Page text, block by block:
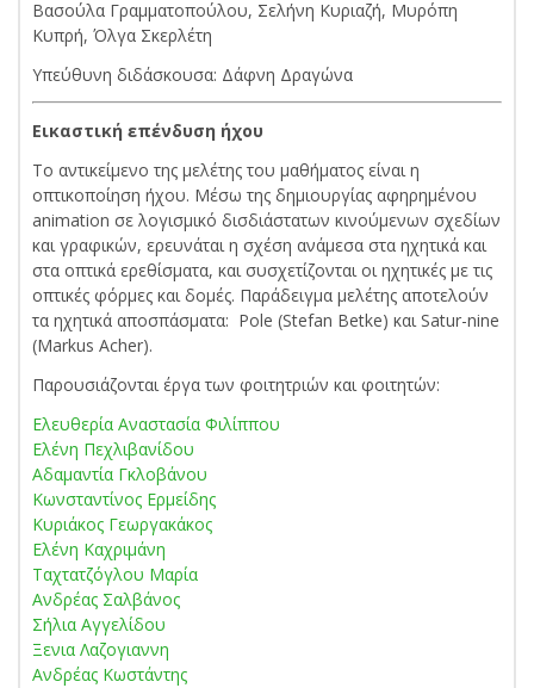
Βασούλα Γραμματοπούλου, Σελήνη Κυριαζή, Μυρόπη
Κυπρή, Όλγα Σκερλέτη
Υπεύθυνη διδάσκουσα: Δάφνη Δραγώνα
Εικαστική επένδυση ήχου
Το αντικείμενο της μελέτης του μαθήματος είναι η
οπτικοποίηση ήχου. Μέσω της δημιουργίας αφηρημένου
animation σε λογισμικό δισδιάστατων κινούμενων σχεδίων
και γραφικών, ερευνάται η σχέση ανάμεσα στα ηχητικά και
στα οπτικά ερεθίσματα, και συσχετίζονται οι ηχητικές με τις
οπτικές φόρμες και δομές. Παράδειγμα μελέτης αποτελούν
τα ηχητικά αποσπάσματα: Pole (Stefan Betke) και Satur-nine
(Markus Acher).
Παρουσιάζονται έργα των φοιτητριών και φοιτητών:
Ελευθερία Αναστασία Φιλίππου
Ελένη Πεχλιβανίδου
Αδαμαντία Γκλοβάνου
Κωνσταντίνος Ερμείδης
Κυριάκος Γεωργακάκος
Ελένη Καχριμάνη
Ταχτατζόγλου Μαρία
Ανδρέας Σαλβάνος
Σήλια Αγγελίδου
Ξενια Λαζογιαννη
Ανδρέας Κωστάντης